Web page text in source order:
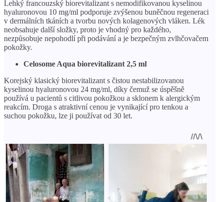
Lehký francouzský biorevitalizant s nemodifikovanou kyselinou
hyaluronovou 10 mg/ml podporuje zvýšenou buněčnou regeneraci
v dermálních tkáních a tvorbu nových kolagenových vláken. Lék
neobsahuje další složky, proto je vhodný pro každého,
nezpůsobuje nepohodlí při podávání a je bezpečným zvlhčovačem
pokožky.
Celosome Aqua biorevitalizant 2,5 ml
Korejský klasický biorevitalizant s čistou nestabilizovanou
kyselinou hyaluronovou 24 mg/ml, díky čemuž se úspěšně
používá u pacientů s citlivou pokožkou a sklonem k alergickým
reakcím. Droga s atraktivní cenou je vynikající pro tenkou a
suchou pokožku, lze ji používat od 30 let.